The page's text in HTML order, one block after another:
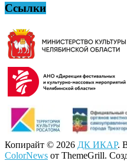
Ссылки
Копирайт © 2026 ДК ИКАР.
ColorNews от ThemeGrill.